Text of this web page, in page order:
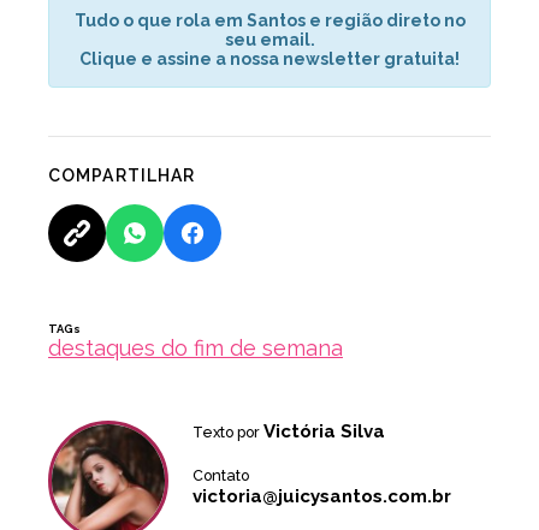
Tudo o que rola em Santos e região direto no
seu email.
Clique e assine a nossa newsletter gratuita!
COMPARTILHAR
TAGs
destaques do fim de semana
Texto por Victória Silva
Contato
victoria@juicysantos.com.br